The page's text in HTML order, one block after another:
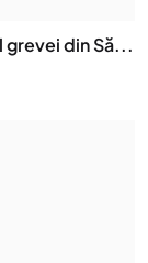
grevei din Să...